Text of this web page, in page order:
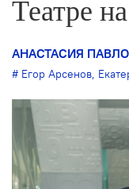
Театре
АНАСТАСИЯ
Егор Арсенов,